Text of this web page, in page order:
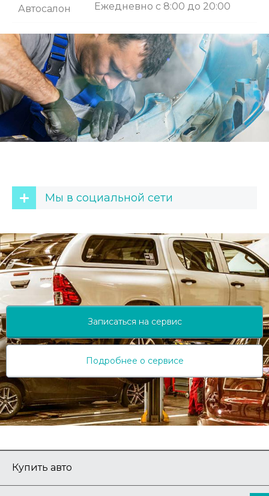
Автосалон Ежедневно с 8:00 до 20:00
Мы в социальной сети
Записаться на сервис
Подробнее о сервисе
Купить авто